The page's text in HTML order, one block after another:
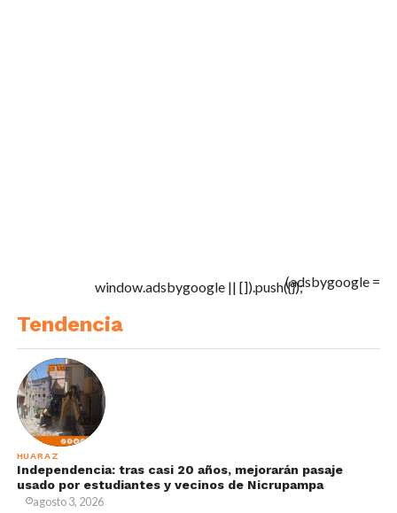
(adsbygoogle =
window.adsbygoogle || []).push({});
Tendencia
HUARAZ
Independencia: tras casi 20 años, mejorarán pasaje
usado por estudiantes y vecinos de Nicrupampa
agosto 3, 2026